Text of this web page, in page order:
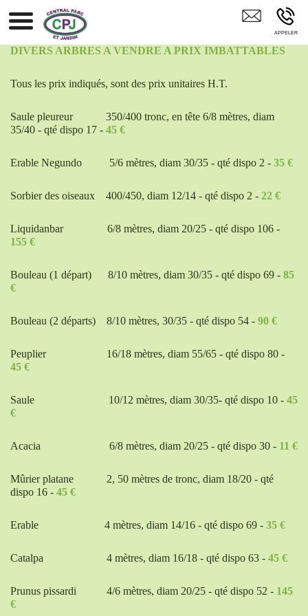
DIVERS ARBRES A VENDRE A PRIX IMBATTABLES
Tous les prix indiqués, sont des prix unitaires H.T.
Saule pleureur
350/400 tronc, en tête 6/8 mètres, diam
35/40 - qté dispo 17 - 45 €
Erable Negundo 5/6 mètres, diam 30/35 - qté dispo 2 - 35 €
Sorbier des oiseaux 400/450, diam 12/14 - qté dispo 2 - 22 €
Liquidanbar
6/8 mètres, diam 20/25 - qté dispo 106 -
155 €
Bouleau (1 départ) 8/10 mètres, diam 30/35 - qté dispo 69 - 85
€
Bouleau (2 départs) 8/10 mètres, 30/35 - qté dispo 54 - 90 €
Peuplier
16/18 mètres, diam 55/65 - qté dispo 80 -
45 €
Saule 10/12 mètres, diam 30/35- qté dispo 10 - 45
€
Acacia 6/8 mètres, diam 20/25 - qté dispo 30 - 11 €
Mûrier platane
2, 50 mètres de tronc, diam 18/20 - qté
dispo 16 - 45 €
Erable 4 mètres, diam 14/16 - qté dispo 69 - 35 €
Catalpa 4 mètres, diam 16/18 - qté dispo 63 - 45 €
Prunus pissardi 4/6 mètres, diam 20/25 - qté dispo 52 - 145
€